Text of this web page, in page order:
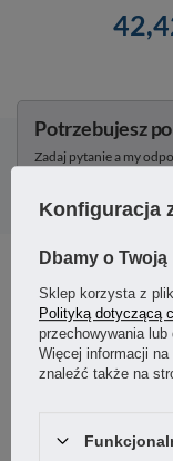
Potrzebujesz
Zadaj pytanie a my
5.00
Konfiguracja
Dbamy o
Sklep korzysta z
Polityką dotyczącą
przechowywania lub
Więcej informacji
znaleźć także na